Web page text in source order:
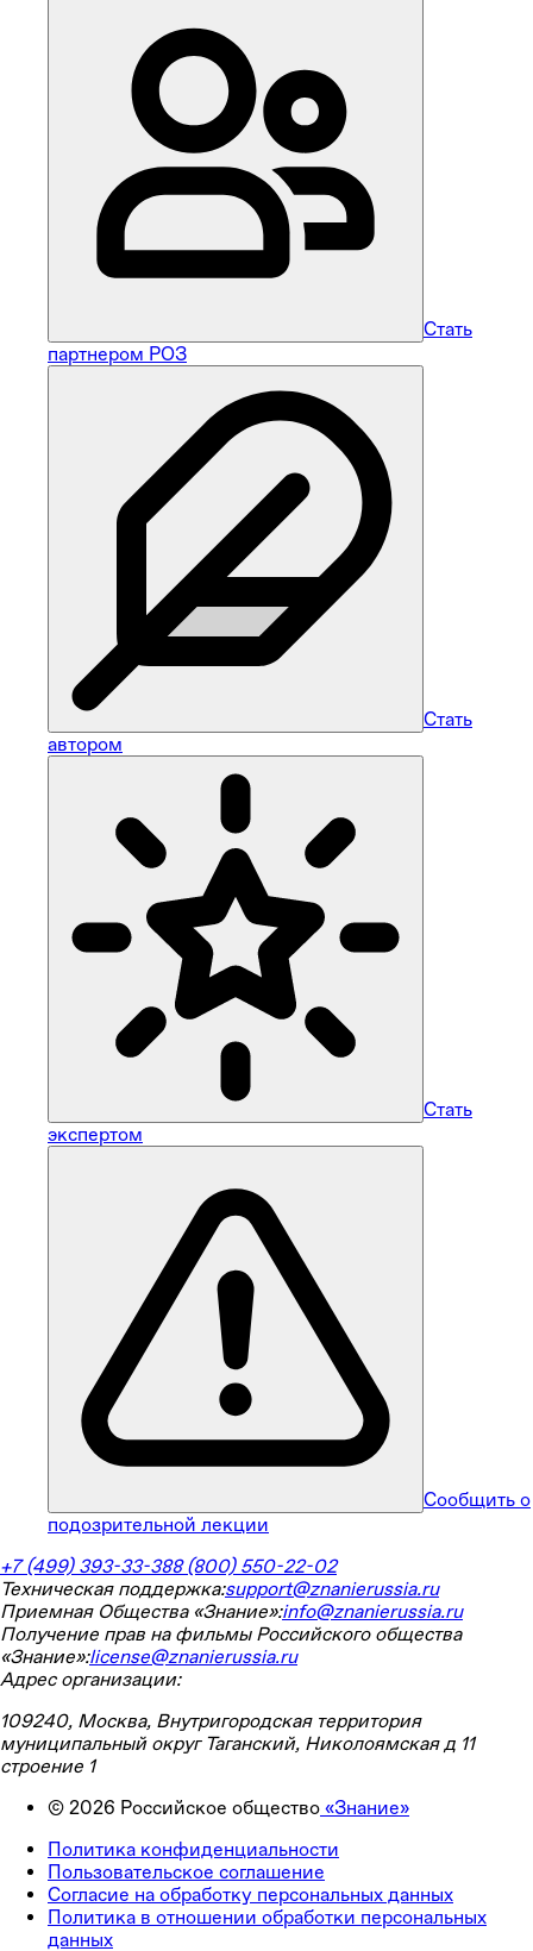
Стать
партнером РОЗ
Стать
автором
Стать
экспертом
Сообщить о
подозрительной лекции
+7 (499) 393-33-388 (800) 550-22-02
Техническая поддержка:support@znanierussia.ru
Приемная Общества «Знание»:info@znanierussia.ru
Получение прав на фильмы Российского общества
«Знание»:license@znanierussia.ru
Адрес организации:
109240, Москва, Внутригородская территория
муниципальный округ Таганский, Николоямская д 11
строение 1
© 2026 Российское общество «Знание»
Политика конфиденциальности
Пользовательское соглашение
Согласие на обработку персональных данных
Политика в отношении обработки персональных
данных